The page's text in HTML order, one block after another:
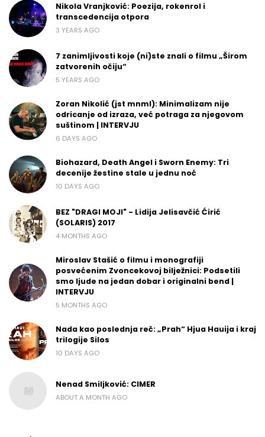
Nikola Vranjković: Poezija, rokenrol i
transcedencija otpora
3 YEARS AGO
7 zanimljivosti koje (ni)ste znali o filmu „Širom
zatvorenih očiju“
5 YEARS AGO
Zoran Nikolić (jst mnml): Minimalizam nije
odricanje od izraza, već potraga za njegovom
suštinom | INTERVJU
6 DAYS AGO
Biohazard, Death Angel i Sworn Enemy: Tri
decenije žestine stale u jednu noć
10 DAYS AGO
BEZ "DRAGI MOJI" - Lidija Jelisavčić Ćirić
(SOLARIS) 2017
4 MONTHS AGO
Miroslav Stašić o filmu i monografiji
posvećenim Zvoncekovoj bilježnici: Podsetili
smo ljude na jedan dobar i originalni bend |
INTERVJU
5 MONTHS AGO
Nada kao poslednja reč: „Prah“ Hjua Hauija i kraj
trilogije Silos
10 DAYS AGO
Nenad Smiljković: CIMER
ABOUT A MONTH AGO